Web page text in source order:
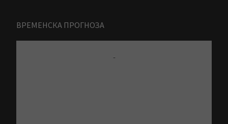
ВРЕМЕНСКА ПРОГНОЗА
-